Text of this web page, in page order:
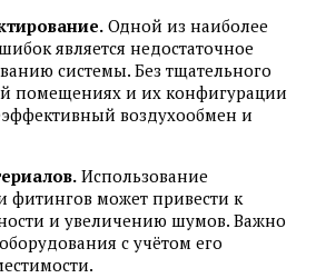
Одной из наиболее
является недостаточное
системы. Без тщательного
помещениях и их конфигурации
воздухообмен и
Использование
фитингов может привести к
и увеличению шумов. Важно
с учётом его